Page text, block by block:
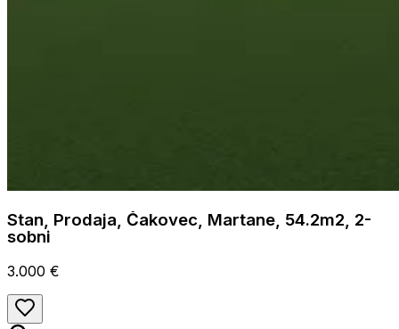
Stan, Prodaja, Čakovec, Martane, 54.2m2, 2-
sobni
3.000 €